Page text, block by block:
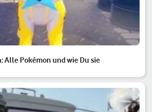
Alle Pokémon und wie Du sie